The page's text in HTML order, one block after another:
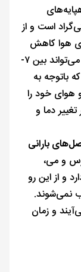
۲۱ تا ۲۷ درجه سانتی‌گراد است و از
هوا کاهش
می‌یابد. در قله، در مخروط کیبو، دمای شبانه می‌تواند بین ۷-
باتوجه به
هوای خود را
دما و
بارانی
و می،
و از این رو
نمی‌شوند.
و زمان